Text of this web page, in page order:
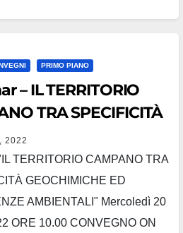
PRIMO PIANO
– IL TERRITORIO
TRA SPECIFICITÀ
ED
AMBIENTALI
2022
TERRITORIO CAMPANO TRA
GEOCHIMICHE ED
AMBIENTALI" Mercoledì 20
ORE 10.00 CONVEGNO ON